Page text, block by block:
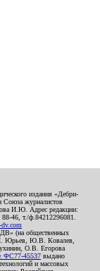
издания «Дебри-
журналистов
И.Ю. Адрес редакции:
46, т./ф.84212296081.
ДВ» (на общественных
Юрьев, Ю.В. Ковалев,
О.В. Егорова
45537 выдано
и массовых